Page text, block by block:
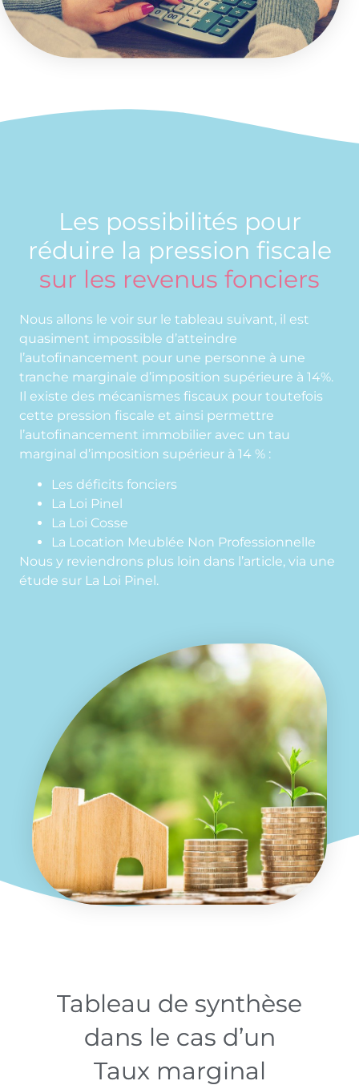
Les possibilités pour
réduire la pression fiscale
sur les revenus fonciers
Nous allons le voir sur le tableau suivant, il est
quasiment impossible d’atteindre
l’autofinancement pour une personne à une
tranche marginale d’imposition supérieure à 14%.
Il existe des mécanismes fiscaux pour toutefois
cette pression fiscale et ainsi permettre
l’autofinancement immobilier avec un tau
marginal d’imposition supérieur à 14 % :
Les déficits fonciers
La Loi Pinel
La Loi Cosse
La Location Meublée Non Professionnelle
Nous y reviendrons plus loin dans l’article, via une
étude sur La Loi Pinel.
Tableau de synthèse
dans le cas d’un
Taux marginal